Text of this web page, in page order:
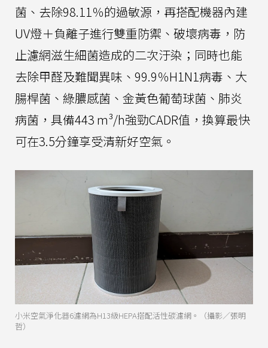
菌、去除98.11％的過敏源，再搭配機器內建
UV燈＋負離子進行雙重防禦、破壞病毒，防
止濾網滋生細菌造成的二次汙染；同時也能
去除甲醛及難聞異味、99.9％H1N1病毒、大
腸桿菌、綠膿感菌、金黃色葡萄球菌、肺炎
病菌，具備443 m³/h強勁CADR值，換算最快
可在3.5分鐘享受清新好空氣。
小米空氣淨化器6濾網為H13級HEPA搭配活性碳濾網。（攝影／張明
哲）